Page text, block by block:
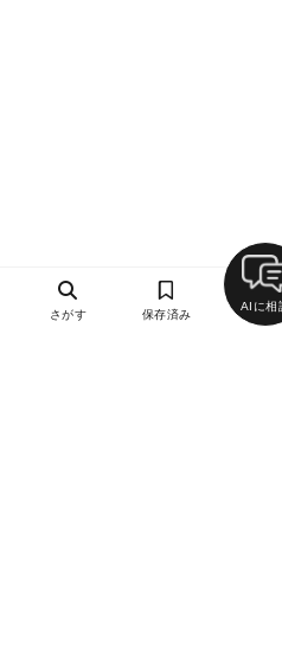
さがす 保存済み
AIに相